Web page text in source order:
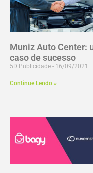
Muniz Auto Center:
caso de sucesso
5D Publicidade 16/09/2021
Continue Lendo »